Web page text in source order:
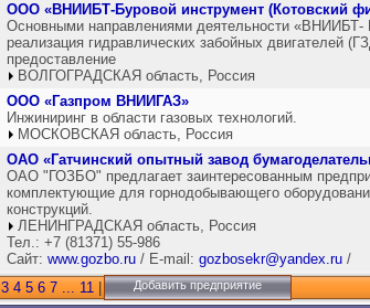
ООО «ВНИИБТ-Буровой инструмент (Котовский
Основными направлениями деятельности «ВНИИБТ-
реализация гидравлических забойных двигателей
предоставление
ВОЛГОГРАДСКАЯ область, Россия
ООО «Газпром ВНИИГАЗ»
Инжиниринг в области газовых технологий.
МОСКОВСКАЯ область, Россия
ОАО «Гатчинский опытный завод
ОАО "ГОЗБО" предлагает заинтересованным
комплектующие для горнодобывающего
конструкций.
ЛЕНИНГРАДСКАЯ область, Россия
Тел.: +7 (81371) 55-986
Сайт: www.gozbo.ru / E-mail: gozbosekr@yandex.ru /
3 4 5 6 7 ... 11 Добавить предприятие